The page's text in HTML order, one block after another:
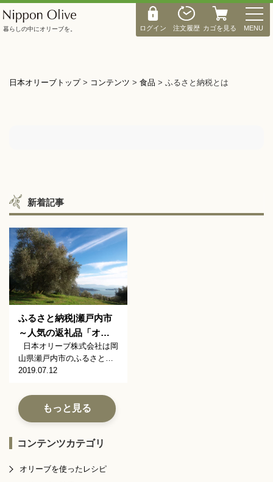
ログイン 注文履歴 カゴを見る
M
E
N
MENU
暮らしの中にオリーブを。
日本オリーブトップ> コンテンツ > 食品 > ふるさと納税とは
新着記事
ふるさと納税|瀬戸内市
～人気の返礼品「オ…
日本オリーブ株式会社は岡
山県瀬戸内市のふるさと…
2019.07.12
もっと見る
コンテンツカテゴリ
オリーブを使ったレシピ